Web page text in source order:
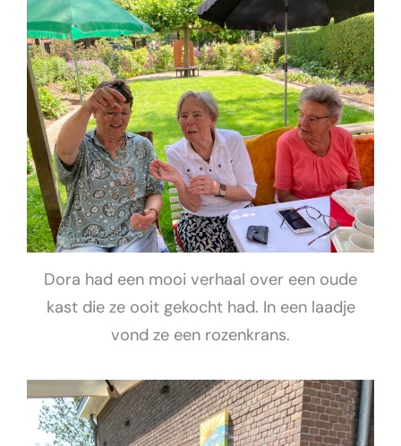
Dora had een mooi verhaal over een oude
kast die ze ooit gekocht had. In een laadje
vond ze een rozenkrans.